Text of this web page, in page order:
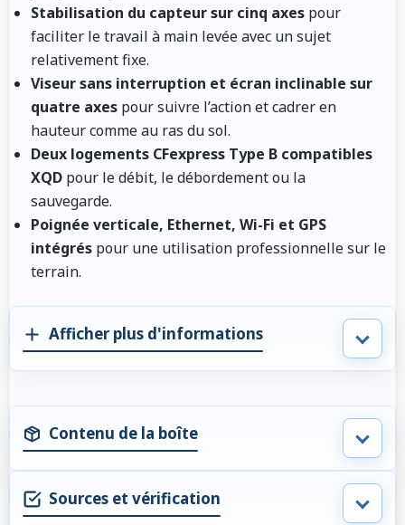
Stabilisation du capteur sur cinq axes pour
faciliter le travail à main levée avec un sujet
relativement fixe.
Viseur sans interruption et écran inclinable sur
quatre axes pour suivre l’action et cadrer en
hauteur comme au ras du sol.
Deux logements CFexpress Type B compatibles
XQD pour le débit, le débordement ou la
sauvegarde.
Poignée verticale, Ethernet, Wi-Fi et GPS
intégrés pour une utilisation professionnelle sur le
terrain.
Afficher plus d'informations
Contenu de la boîte
Sources et vérification